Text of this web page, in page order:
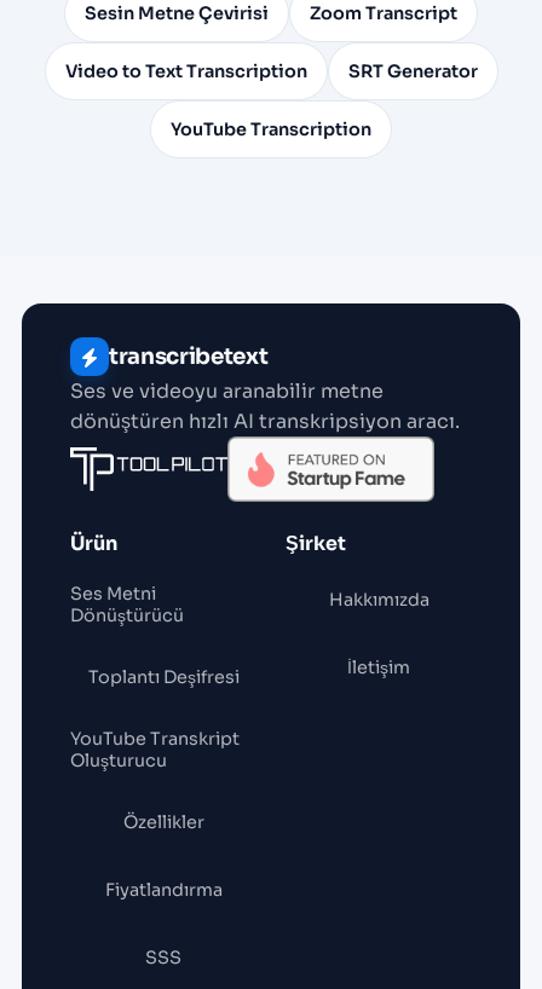
Sesin Metne Çevirisi Zoom Transcript
Video to Text Transcription SRT Generator
YouTube Transcription
transcribetext
Ses ve videoyu aranabilir metne
dönüştüren hızlı AI transkripsiyon aracı.
Ürün
Ses Metni
Dönüştürücü
Toplantı Deşifresi
YouTube Transkript
Oluşturucu
Özellikler
Fiyatlandırma
SSS
Şirket
Hakkımızda
İletişim